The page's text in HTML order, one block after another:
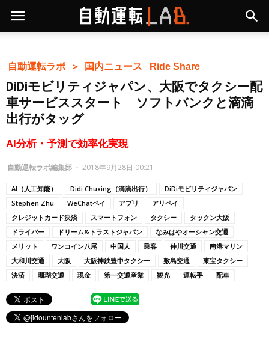
自動運転ラボ ＞ 国内ニュース Ride Share
DiDiモビリティジャパン、大阪でタクシー配
車サービススタート ソフトバンクと滴滴
出行がタッグ
AI分析・予測で効率化実現
自動運転ラボ編集部 - 2018年9月28日 00:21
AI（人工知能） Didi Chuxing（滴滴出行）
DiDiモビリティジャパン
Stephen Zhu
WeChatペイ アプリ
アリペイ
クレジットカード決済
スマートフォン タクシー
タックン大阪
ドライバー
ドリーム&トラストジャパン
なみはやオーシャン交通
メリット
ワンコイン八尾 中国人 乗客 仲川交通
南港マリン
大和川交通
大阪 大阪神鉄豊中タクシー 敷島交通
東宝タクシー
決済
珊瑚交通 現金 第一交通産業 観光 運転手 配車